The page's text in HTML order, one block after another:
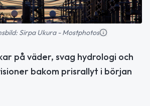
Sirpa Ukura - Mostphotos
på väder, svag hydrologi och
bakom prisrallyt i början